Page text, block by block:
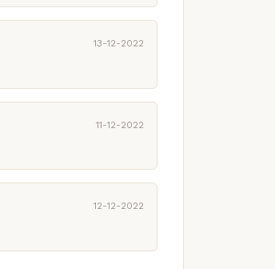
13-12-2022
11-12-2022
12-12-2022